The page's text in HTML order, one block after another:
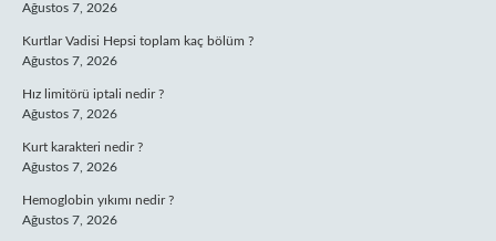
Ağustos 7, 2026
Kurtlar Vadisi Hepsi toplam kaç bölüm ?
Ağustos 7, 2026
Hız limitörü iptali nedir ?
Ağustos 7, 2026
Kurt karakteri nedir ?
Ağustos 7, 2026
Hemoglobin yıkımı nedir ?
Ağustos 7, 2026